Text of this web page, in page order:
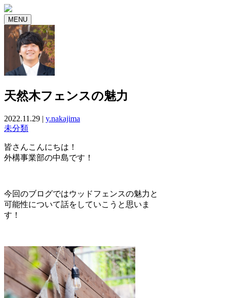
MENU
天然木フェンスの魅力
2022.11.29 | y.nakajima
未分類
皆さんこんにちは！
外構事業部の中島です！
今回のブログではウッドフェンスの魅力と
可能性について話をしていこうと思いま
す！